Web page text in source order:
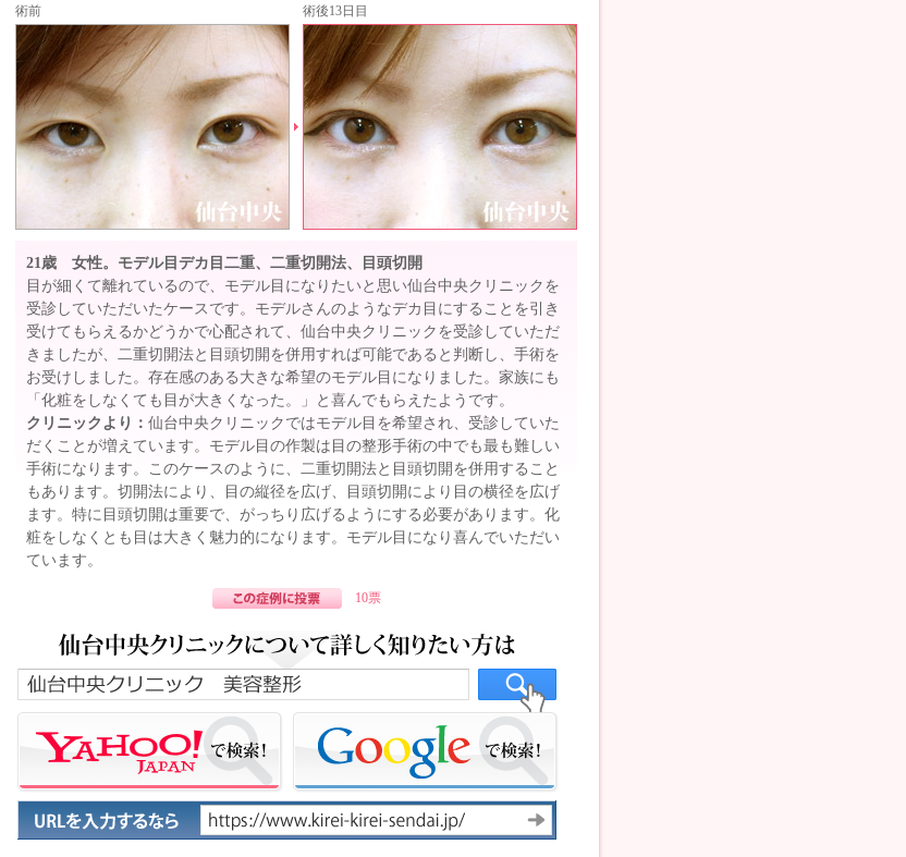
涙袋形成
法令線ヒアルロン酸注入
口周りのシワ取り
口角ヒアルロン酸注入
上唇のシワ取りヒアルロン酸注入
鼻ヒアルロン酸注射
男性の隆鼻ヒアルロン酸
顎ヒアルロン酸注入
ホホの窪みヒアルロン酸注入
男性シワ取り
歯茎が見える
鼻、あご、唇
隆鼻、鼻プロテーゼ
鼻の穴が大きい
小鼻縮小・鼻幅縮小
小鼻縮小・鼻幅縮小
鼻が横に広がっている
団子鼻を治したい
術前 術後13日目
21歳 女性。モデル目デカ目二重、二重切開法、目頭切開
目が細くて離れているので、モデル目になりたいと思い仙台中央クリニックを
受診していただいたケースです。モデルさんのようなデカ目にすることを引き
受けてもらえるかどうかで心配されて、仙台中央クリニックを受診していただ
きましたが、二重切開法と目頭切開を併用すれば可能であると判断し、手術を
お受けしました。存在感のある大きな希望のモデル目になりました。家族にも
「化粧をしなくても目が大きくなった。」と喜んでもらえたようです。
クリニックより： 仙台中央クリニックではモデル目を希望され、受診していた
だくことが増えています。モデル目の作製は目の整形手術の中でも最も難しい
手術になります。このケースのように、二重切開法と目頭切開を併用すること
もあります。切開法により、目の縦径を広げ、目頭切開により目の横径を広げ
ます。特に目頭切開は重要で、がっちり広げるようにする必要があります。化
粧をしなくとも目は大きく魅力的になります。モデル目になり喜んでいただい
ています。
10票